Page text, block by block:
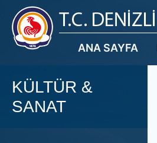
ANA SAYFA
KÜLTÜR &
SANAT